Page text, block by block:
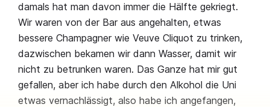
damals hat man davon immer die Hälfte gekriegt.
Wir waren von der Bar aus angehalten, etwas
bessere Champagner wie Veuve Cliquot zu trinken,
dazwischen bekamen wir dann Wasser, damit wir
nicht zu betrunken waren. Das Ganze hat mir gut
gefallen, aber ich habe durch den Alkohol die Uni
etwas vernachlässigt, also habe ich angefangen,